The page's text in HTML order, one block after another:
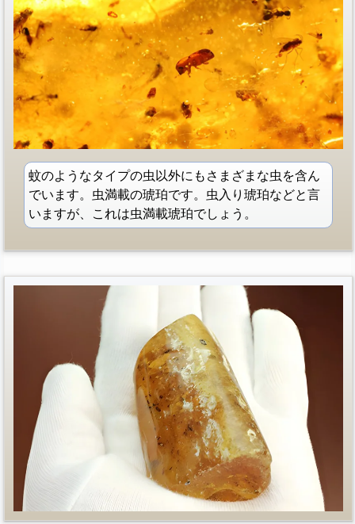
蚊のようなタイプの虫以外にもさまざまな虫を含ん
でいます。虫満載の琥珀です。虫入り琥珀などと言
いますが、これは虫満載琥珀でしょう。